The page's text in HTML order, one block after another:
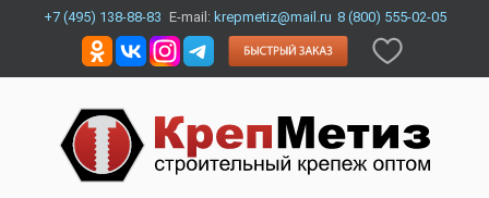
+7 (495) 138-88-83 E-mail: krepmetiz@mail.ru 8 (800) 555-02-05